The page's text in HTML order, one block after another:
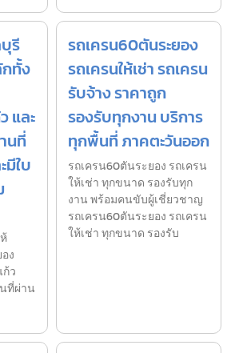
รี
ทั้ง
และ
นที่
มีใบ
ง
ว
ที่ผ่าน
รถเครน60ตันระยอง
รถเครนให้เช่า รถเครน
รับจ้าง ราคาถูก
รองรับทุกงาน บริการ
ทุกพื้นที่ ภาคตะวันออก
รถเครน60ตันระยอง รถเครน
ให้เช่า ทุกขนาด รองรับทุก
งาน พร้อมคนขับผู้เชี่ยวชาญ
รถเครน60ตันระยอง รถเครน
ให้เช่า ทุกขนาด รองรับ